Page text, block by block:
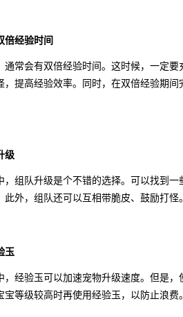
倍经验时间
会有双倍经验时间。这时候，一定要
，提高经验效率。同时，在双倍经验期
级
队升级是个不错的选择。可以找到一
此外，组队还可以互相带脆皮、鼓励打怪。
玉
验玉可以加速宠物升级速度。但是，
宝等级较高时再使用经验玉，以防止浪费。